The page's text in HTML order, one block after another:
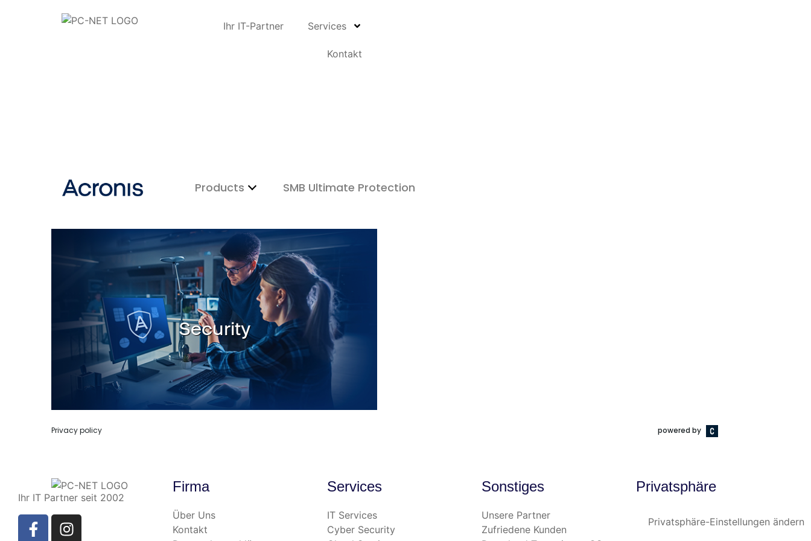
Ihr IT-Partner Services
Kontakt
Ihr IT Partner seit 2002
Firma
Über Uns
Kontakt
Services
IT Services
Cyber Security
Sonstiges
Unsere Partner
Zufriedene Kunden
Privatsphäre
Privatsphäre-Einstellungen ändern